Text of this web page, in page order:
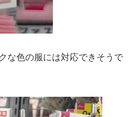
な色の服には対応できそうで